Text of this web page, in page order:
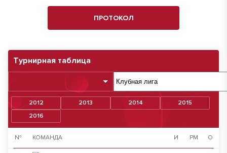
Турнирная таблица
2012 2013 2014
2015
2016
№ КОМАНДА И РМ О
ПРОТОКОЛ